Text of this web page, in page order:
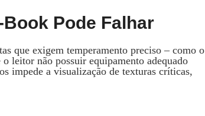
Pode Falhar
que exigem temperamento preciso – como o
leitor não possuir equipamento adequado
impede a visualização de texturas críticas,